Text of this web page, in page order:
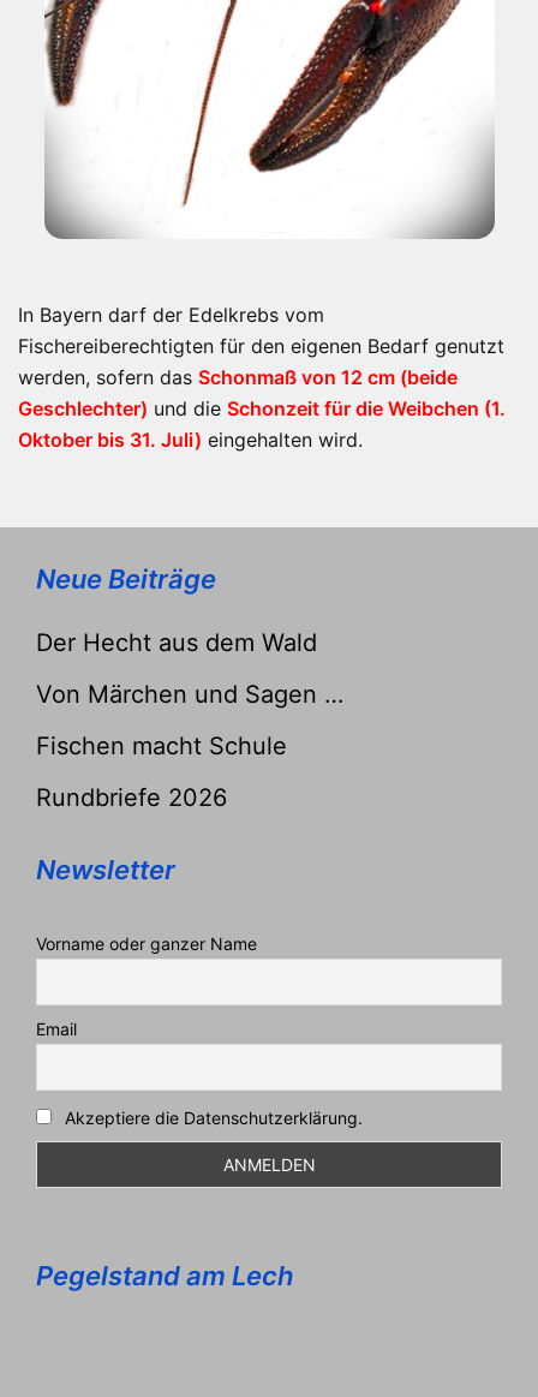
In Bayern darf der Edelkrebs vom
Fischereiberechtigten für den eigenen Bedarf genutzt
werden, sofern das Schonmaß von 12 cm (beide
Geschlechter) und die Schonzeit für die Weibchen (1.
Oktober bis 31. Juli) eingehalten wird.
Neue Beiträge
Der Hecht aus dem Wald
Von Märchen und Sagen …
Fischen macht Schule
Rundbriefe 2026
Newsletter
Vorname oder ganzer Name
Email
Akzeptiere die Datenschutzerklärung.
Pegelstand am Lech